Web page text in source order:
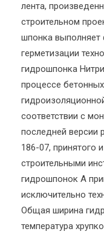
лента,
строительном
шпонка выполняет
герметизации
гидрошпонка
процессе
соответствии с
последней версии
186-07, принятого
строительными
гидрошпонок А
исключительно
Общая ширина
температура